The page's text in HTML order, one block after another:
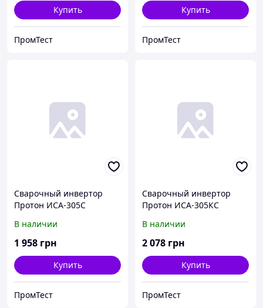
Купить
ПромТест
Купить
ПромТест
Сварочный инвертор
Протон ИСА-305С
В наличии
1 958 грн
Купить
ПромТест
Сварочный инвертор
Протон ИСА-305КС
В наличии
2 078 грн
Купить
ПромТест